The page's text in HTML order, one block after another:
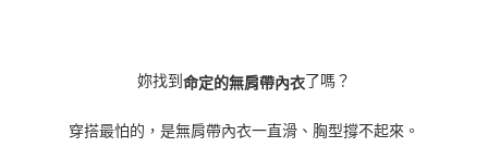
妳找到 命定的無肩帶內衣了嗎？
穿搭最怕的，是無肩帶內衣一直滑、胸型撐不起來。